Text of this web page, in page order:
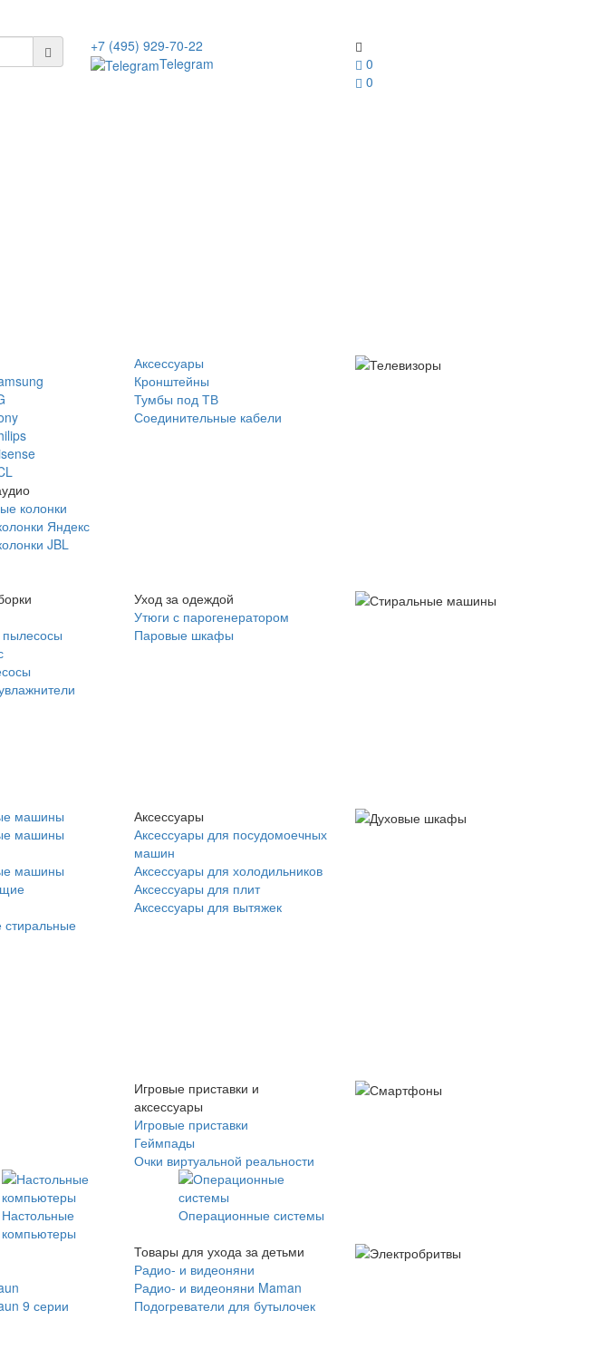
0
0
+7 (495) 929-70-22
Telegram
колонки
Яндекс
JBL
Аксессуары
Кронштейны
Тумбы под ТВ
Соединительные кабели
пылесосы
Уход за одеждой
Утюги с парогенератором
Паровые шкафы
машины
машины
машины
Аксессуары
Аксессуары для посудомоечных
машин
Аксессуары для холодильников
Аксессуары для плит
Аксессуары для вытяжек
Игровые приставки и
аксессуары
Игровые приставки
Геймпады
Очки виртуальной реальности
Настольные
компьютеры
Операционные системы
9 серии
Товары для ухода за детьми
Радио- и видеоняни
Радио- и видеоняни Maman
Подогреватели для бутылочек